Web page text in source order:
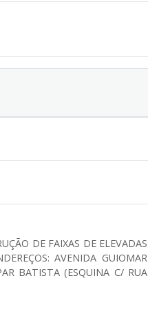
DE FAIXAS DE ELEVADAS
AVENIDA GUIOMAR
BATISTA (ESQUINA C/ RUA